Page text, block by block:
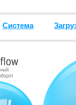
Система